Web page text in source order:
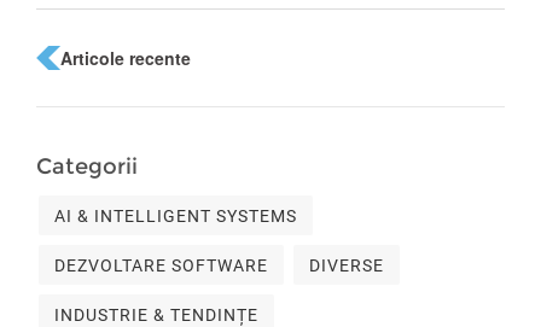
Articole recente
Categorii
AI & INTELLIGENT SYSTEMS
DEZVOLTARE SOFTWARE DIVERSE
INDUSTRIE & TENDINȚE